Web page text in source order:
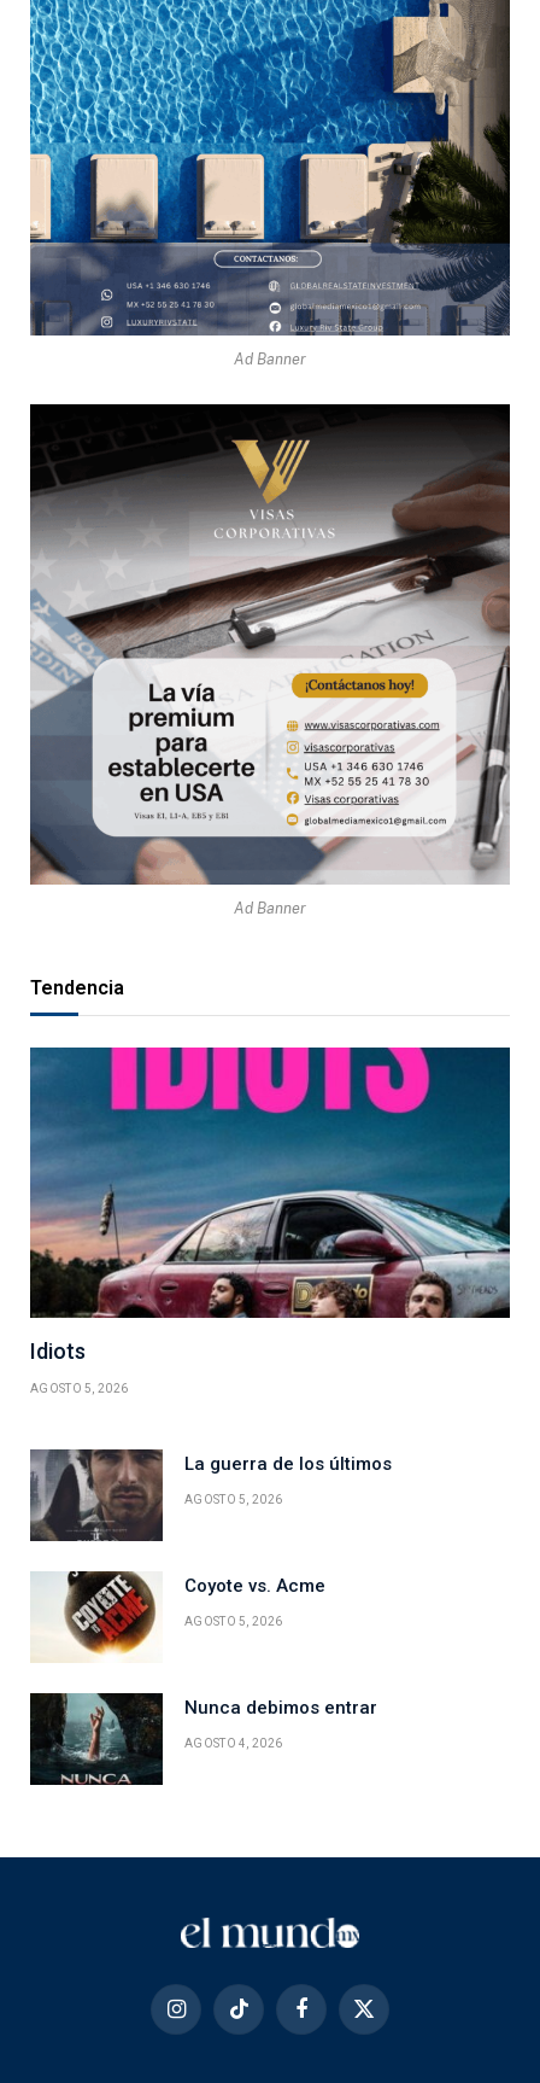
Ad Banner
Ad Banner
Tendencia
Idiots
AGOSTO 5, 2026
La guerra de los últimos
AGOSTO 5, 2026
Coyote vs. Acme
AGOSTO 5, 2026
Nunca debimos entrar
AGOSTO 4, 2026
InstagramTikTok Facebook
X